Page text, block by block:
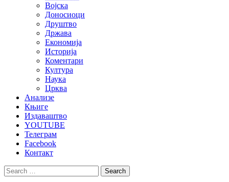
Војска
Доносиоци
Друштво
Држава
Економија
Историја
Коментари
Култура
Наука
Црква
Анализе
Књиге
Издаваштво
YOUTUBE
Телеграм
Facebook
Контакт
Search
for: